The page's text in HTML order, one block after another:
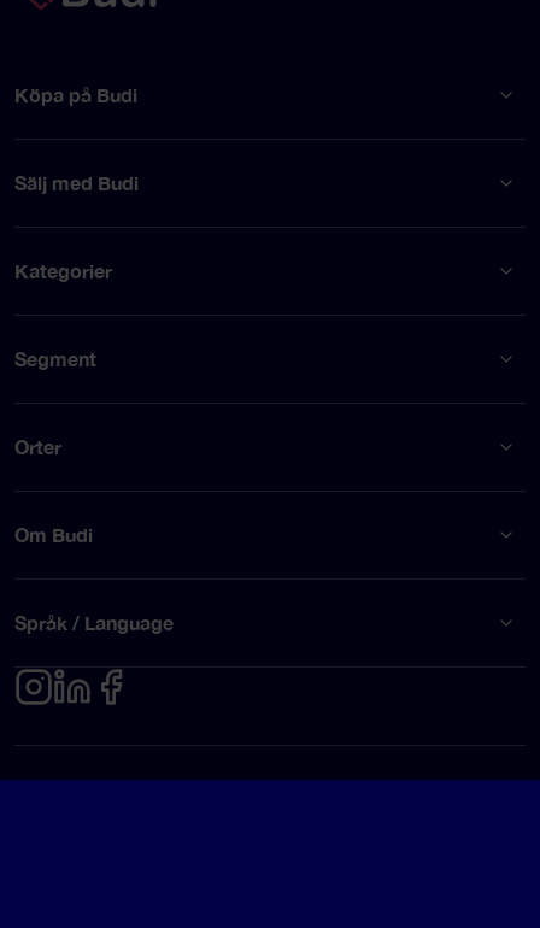
Köpa på Budi
Sälj med Budi
Kategorier
Segment
Orter
Om Budi
Språk / Language